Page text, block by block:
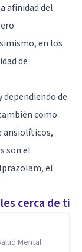
afinidad del
en los
de
de
como
ansiolíticos,
son el
el
cerca de ti
Mental